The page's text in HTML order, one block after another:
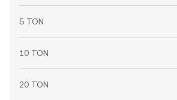
5 TON
10 TON
20 TON